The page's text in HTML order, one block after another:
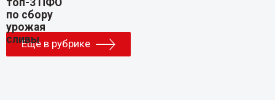
Еще в рубрике